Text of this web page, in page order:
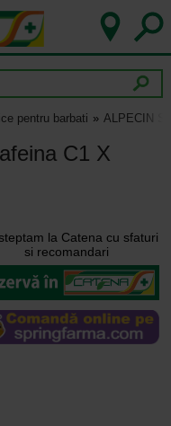
pentru barbati ALPECIN
C1 X
la Catena cu sfaturi
si recomandari